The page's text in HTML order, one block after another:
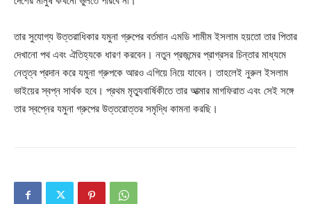
তার সুযোগ্য উত্তরাধিকার যমুনা গ্রুপের বর্তমান এমডি শামীম ইসলাম হয়তো তার পিতার
দেখানো পথ এবং ঐতিহ্যকে ধারণ করবেন। নতুন প্রজন্মের প্রাগ্রসর চিন্তার মাধ্যমে
নেতৃত্ব প্রদান করে যমুনা গ্রুপকে আরও এগিয়ে নিয়ে যাবেন। তাহলেই নুরুল ইসলাম
ভাইয়ের স্বপ্ন সার্থক হবে। প্রথম মৃত্যুবার্ষিকীতে তার আত্মার মাগফিরাত এবং সেই সঙ্গে
তার স্বপ্নের যমুনা গ্রুপের উত্তরোত্তর সমৃদ্ধি কামনা করছি।